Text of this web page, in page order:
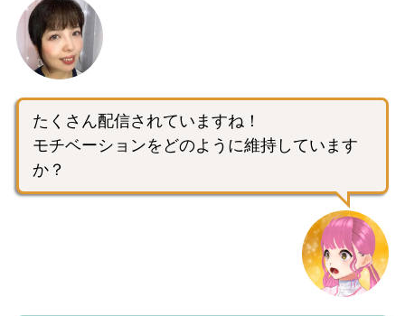
たくさん配信されていますね！
モチベーションをどのように維持しています
か？